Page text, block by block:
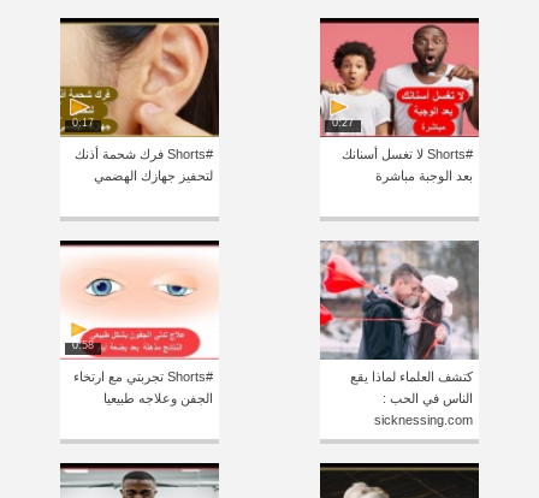
0:27
#Shorts لا تغسل أسنانك
بعد الوجبة مباشرة
0:17
#Shorts فرك شحمة أذنك
لتحفيز جهازك الهضمي
كتشف العلماء لماذا يقع
الناس في الحب :
sicknessing.com
0:58
#Shorts تجربتي مع ارتخاء
الجفن وعلاجه طبيعيا